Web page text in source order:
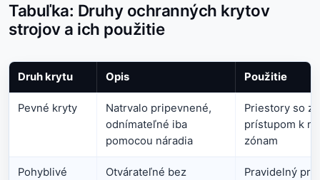
Tabuľka: Druhy ochranných krytov
strojov a ich použitie
Druh krytu Opis Použitie
Pevné kryty
Natrvalo pripevnené,
odnímateľné iba
pomocou náradia
Priestory so
prístupom k
zónam
Pohyblivé
Otvárateľné bez
Pravidelný